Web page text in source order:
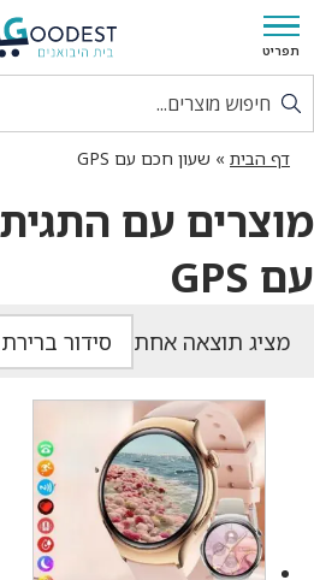
תפריט
דף הבית » שעון חכם עם GPS
מוצרים עם
עם GPS
מציג תוצאה אחת